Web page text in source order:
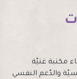
مكتبة غنيّة
والدّعم النفسي